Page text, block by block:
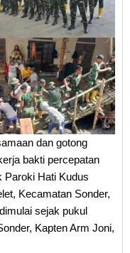
dan gotong
bakti percepatan
Paroki Hati Kudus
Kecamatan Sonder,
sejak pukul
Kapten Arm Joni,